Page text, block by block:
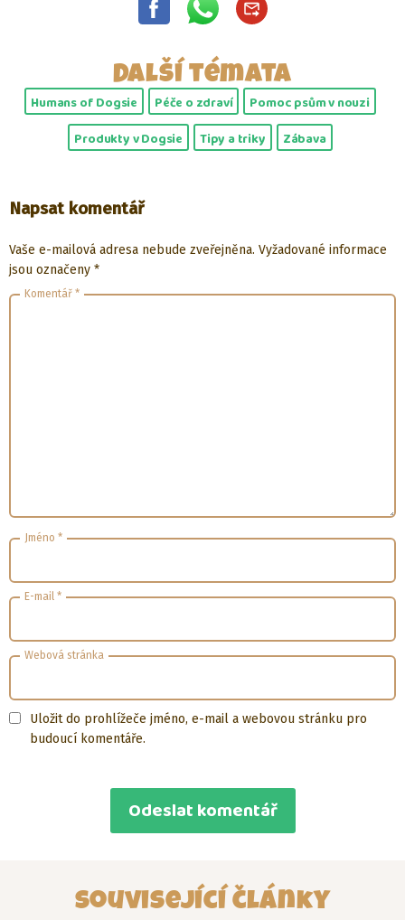
Další témata
Humans of Dogsie Péče o zdraví
Pomoc psům v nouzi
Produkty v Dogsie
Tipy a triky Zábava
Napsat komentář
Vaše e-mailová adresa nebude zveřejněna. Vyžadované informace
jsou označeny *
Komentář *
Jméno *
E-mail *
Webová stránka
Uložit do prohlížeče jméno, e-mail a webovou stránku pro
budoucí komentáře.
Související články